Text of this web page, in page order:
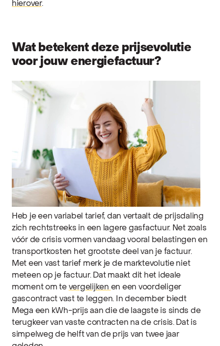
hierover.
Wat betekent deze prijsevolutie
voor jouw energiefactuur?
Heb je een variabel tarief, dan vertaalt de prijsdaling
zich rechtstreeks in een lagere gasfactuur. Net zoals
vóór de crisis vormen vandaag vooral belastingen en
transportkosten het grootste deel van je factuur.
Met een vast tarief merk je de marktevolutie niet
meteen op je factuur. Dat maakt dit het ideale
moment om te vergelijken en een voordeliger
gascontract vast te leggen. In december biedt
Mega een kWh-prijs aan die de laagste is sinds de
terugkeer van vaste contracten na de crisis. Dat is
simpelweg de helft van de prijs van twee jaar